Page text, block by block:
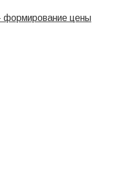
формирование цены